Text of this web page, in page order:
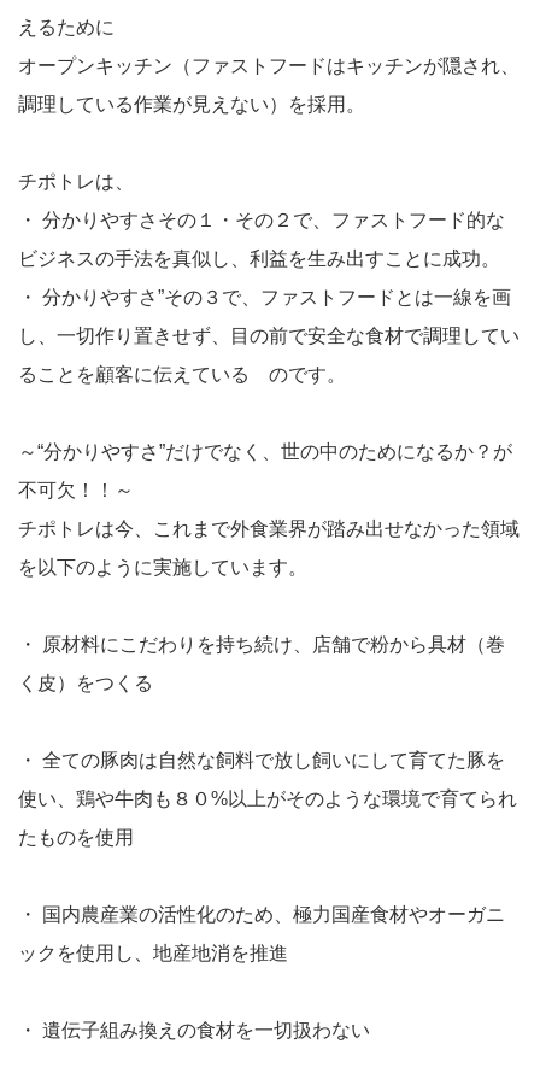
えるために
オープンキッチン（ファストフードはキッチンが隠され、
調理している作業が見えない）を採用。
チポトレは、
・ 分かりやすさその１・その２で、ファストフード的な
ビジネスの手法を真似し、利益を生み出すことに成功。
・ 分かりやすさ”その３で、ファストフードとは一線を画
し、一切作り置きせず、目の前で安全な食材で調理してい
ることを顧客に伝えている のです。
～“分かりやすさ”だけでなく、世の中のためになるか？が
不可欠！！～
チポトレは今、これまで外食業界が踏み出せなかった領域
を以下のように実施しています。
・
原材料にこだわりを持ち続け、店舗で粉から具材（巻
く皮）をつくる
・ 全ての豚肉は自然な飼料で放し飼いにして育てた豚を
使い、鶏や牛肉も８０%以上がそのような環境で育てられ
たものを使用
・
国内農産業の活性化のため、極力国産食材やオーガニ
ックを使用し、地産地消を推進
・ 遺伝子組み換えの食材を一切扱わない